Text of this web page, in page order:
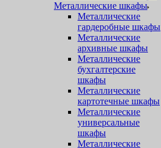
Металлические шкафы
Металлические
гардеробные шкафы
Металлические
архивные шкафы
Металлические
бухгалтерские
шкафы
Металлические
картотечные шкафы
Металлические
универсальные
шкафы
Металлические